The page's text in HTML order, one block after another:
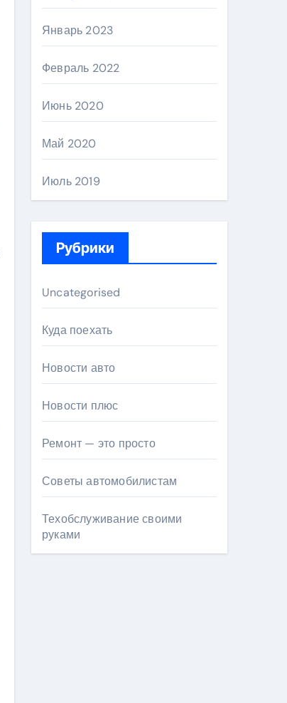
Январь 2023
Февраль 2022
Июнь 2020
Май 2020
Июль 2019
Рубрики
Uncategorised
Куда поехать
Новости авто
Новости плюс
Ремонт — это просто
Советы автомобилистам
Техобслуживание своими
руками